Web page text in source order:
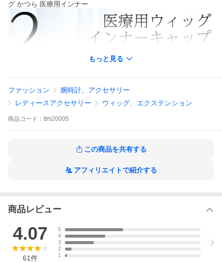
グ かつら 医療用インナー
もっと見る
ファッション
腕時計、アクセサリー
レディースアクセサリー
ウィッグ、エクステンション
商品 コード： ttm20005
この商品を共有する
アフィリエイトで紹介する
商品レビュー
4.07
61件
5
4
3
2
1